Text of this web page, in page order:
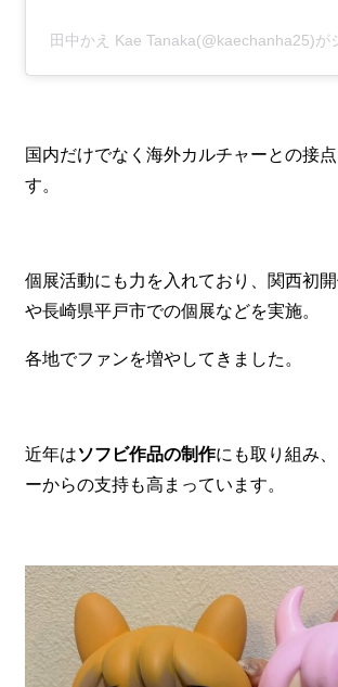
田中かえ Kae Tanaka(@kaechanha25)が
国内だけでなく海外カルチャーとの接
す。
個展活動にも力を入れており、関西初
や長崎県平戸市での個展などを実施。
各地でファンを増やしてきました。
近年はソフビ作品の制作にも取り組み
ーからの支持も高まっています。